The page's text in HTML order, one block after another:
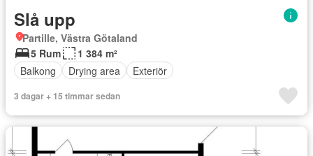
Slå upp
Partille, Västra Götaland
5 Rum
1 384 m²
Balkong
Drying area Exteriör
3 dagar + 15 timmar sedan